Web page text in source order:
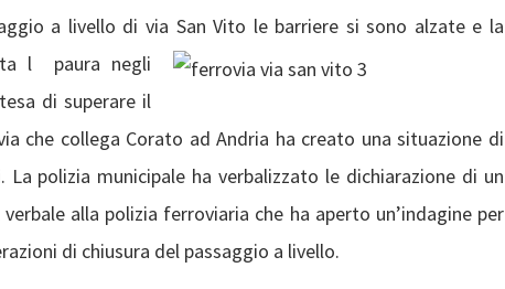
a livello di via San Vito le barriere si sono alzate e la
l paura negli
di superare il
che collega Corato ad Andria ha creato una situazione di
polizia municipale ha verbalizzato le dichiarazione di un
alla polizia ferroviaria che ha aperto un’indagine per
di chiusura del passaggio a livello.